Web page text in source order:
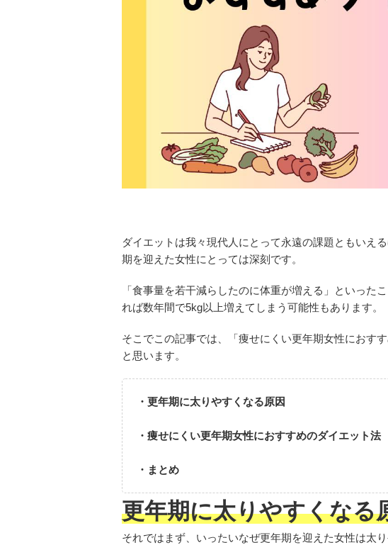
ダイエットは我々現代人にとって永遠の課題ともいえ
期を迎えた女性にとっては深刻です。
「食事量を若干減らしたのに体重が増える」といった
れば数年間で5kg以上増えてしまう可能性もあります。
そこでこの記事では、「痩せにくい更年期女性におす
と思います。
・更年期に太りやすくなる原因
・痩せにくい更年期女性におすすめのダイエット法
・まとめ
更年期に太りやすくなる
それではまず、いったいなぜ更年期を迎えた女性は太